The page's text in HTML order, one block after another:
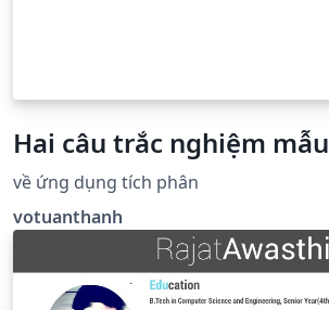
Hai câu trắc nghiệm mẫu
về ứng dụng tích phân
votuanthanh